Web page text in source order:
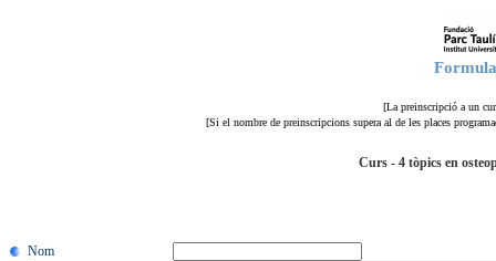
[La preinscripció a un
[Si el nombre de preinscripcions supera al de les places
Curs - 4 tòpics en
Nom